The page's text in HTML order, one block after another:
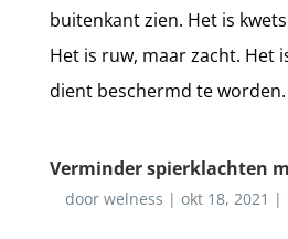
buitenkant zien. Het is
Het is ruw, maar zacht. Het
dient beschermd te worden.
Verminder spierklachten
door welness | okt 18, 2021 |